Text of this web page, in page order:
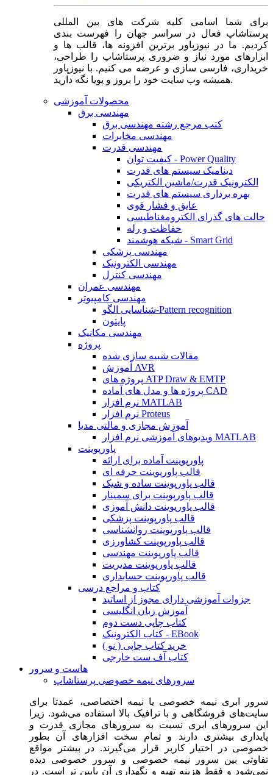
برای شما اسامی کلیه شرکت های بین المللی
پرستاشاپ فعال در سراسر جهان را فهرست بندی
کردیم. ما در نیوزپاور برترین افزونه ها، قالب ها و
ابزارهای مورد نیاز و ضروری پرستاشاپ را طراحی،
خریداری، فارسی سازی و عرضه می کنیم. با نیوزپاور
همیشه وب سایت خود را بروز و پویا نگه دارید.
محصولات آموزشی
مهندسی برق
کتب مرجع رشته مهندسی برق
مهندسی مخابرات
مهندسی قدرت
کیفیت توان - Power Quality
دینامیک سیستم های قدرت
الکترونیک قدرت/ماشین الکتریکی
بهره برداری سیستم های قدرت
عایق و فشار قوی
حالت های گذرای الکترومغناطیسی
حفاظت و رله
شبکه هوشمند - Smart Grid
مهندسی پزشکی
مهندسی الکترونیک
مهندسی کنترل
مهندسی عمران
مهندسی کامپیوتر
شناسایی الگو-Pattern recognition
پایتون
مهندسی مکانیک
پروژه
مقالات شبیه سازی شده
آموزش AVR
پروژه های ATP Draw & EMTP
پروژه ها و مدل های آماده CAD
نرم افزار MATLAB
نرم افزار Proteus
آموزش مجازی و مالتی مدیا
ویدیوهای آموزشی نرم افزار MATLAB
پاورپوینت
پاورپوینت آماده برای ارائه
قالب پاورپوینت حرفه ای
قالب پاورپوینت ساده و شیک
قالب پاورپوینت برای سمینار
قالب پاورپوینت دانش آموزی
قالب پاورپوینت پزشکی
قالب پاورپوینت روانشناسی
قالب پاورپوینت کشاورزی
قالب پاورپوینت مهندسی
قالب پاورپوینت مدیریت
قالب پاورپوینت حسابداری
کتاب و مراجع درسی
جزوات آموزشی دارای مجوز از اساتید
آموزش زبان انگلیسی
کتاب چاپی دست دوم
کتاب الکترونیک - EBook
خرید کتاب چاپی ( نو )
کتاب آف ست خارجی
هاست و سرور
سرورهای نیمه خصوصی پرستاشاپ
سرور ابری نیمه خصوصی یا نیمه اختصاصی، عمدتا برای
سایت‌های فروشگاهی و با ترافیک بالا استفاده می‌شود. زیرا
این سرورهای ابری نسبت به سرورهای مجازی قدرت و
پایداری بیشتری دارند و تمام سخت افزارهای آن بطور
خصوصی در اختیار کاربر قرار می‌گیرند. در بیشتر مواقع
تفاوتی بین سرور نیمه خصوصی و سرور خصوصی دیده
نمی‌شود و فقط هزینه تهیه و نگهداری آن پایین تر است. در